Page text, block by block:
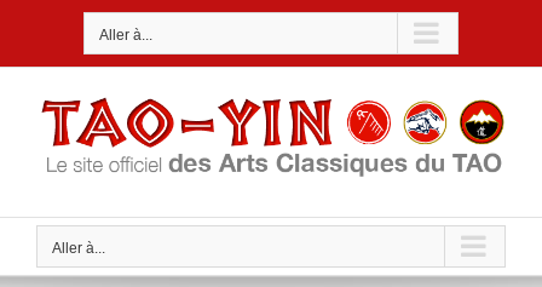
Aller à...
Aller à...